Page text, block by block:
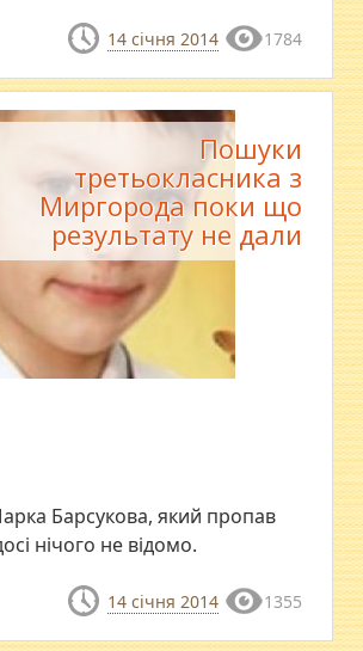
14 січня 2014 1784
Пошуки
третьокласника з
Миргорода поки що
результату не дали
Барсукова, який пропав
нічого не відомо.
14 січня 2014 1355